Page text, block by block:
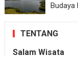
Budaya
TENTANG
Salam Wisata